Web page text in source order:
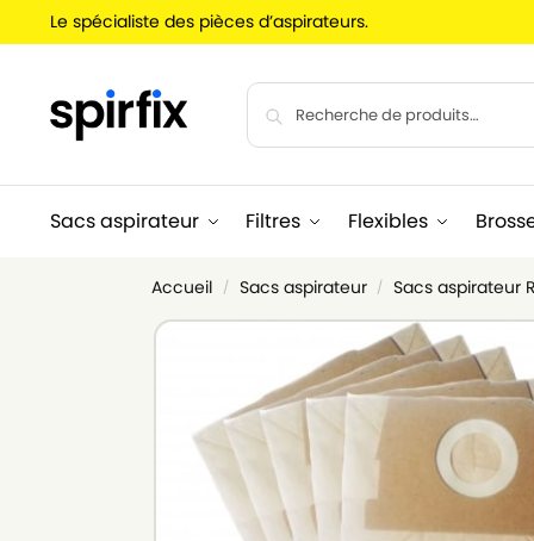
Le spécialiste des pièces d’aspirateurs.
Sacs aspirateur Filtres Flexibles
Accueil / Sacs aspirateur / Sacs aspirateur